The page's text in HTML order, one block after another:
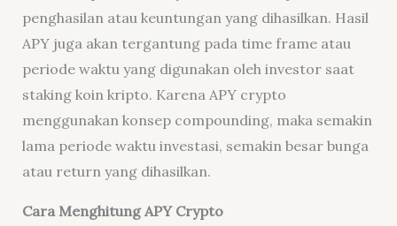
penghasilan atau keuntungan yang dihasilkan. Hasil
APY juga akan tergantung pada time frame atau
periode waktu yang digunakan oleh investor saat
staking koin kripto. Karena APY crypto
menggunakan konsep compounding, maka semakin
lama periode waktu investasi, semakin besar bunga
atau return yang dihasilkan.
Cara Menghitung APY Crypto